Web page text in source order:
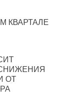
КВАРТАЛЕ
ОТ